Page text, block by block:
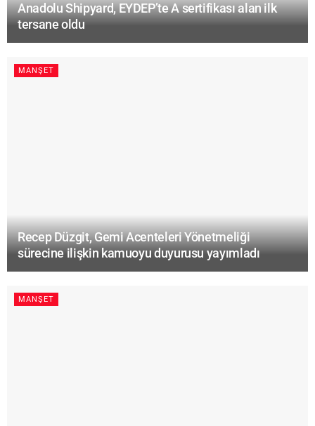
Anadolu Shipyard, EYDEP’te A sertifikası alan ilk
tersane oldu
MANŞET
Recep Düzgit, Gemi Acenteleri Yönetmeliği
sürecine ilişkin kamuoyu duyurusu yayımladı
MANŞET